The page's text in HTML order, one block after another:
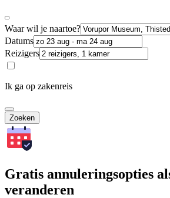
Waar wil je naartoe?
Datums
Reizigers
Ik ga op zakenreis
Zoeken
Gratis annuleringsopties
veranderen